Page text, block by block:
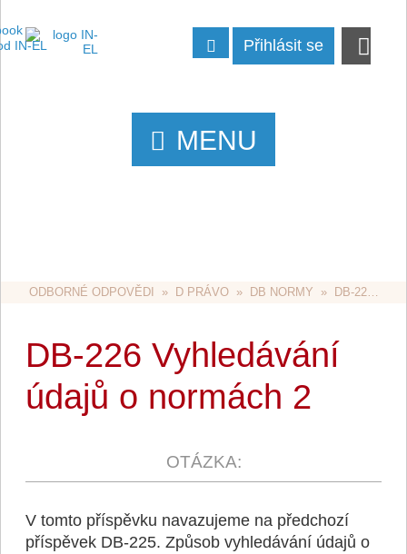
Přihlásit se
MENU
ODBORNÉ ODPOVĚDI
  »
D PRÁVO
  »
DB NORMY
  »  DB-226 VYHLEDÁVÁNÍ ÚDAJŮ O NORMÁCH 2
DB-226 Vyhledávání
údajů o normách 2
V tomto příspěvku navazujeme na předchozí
příspěvek DB-225. Způsob vyhledávání údajů o